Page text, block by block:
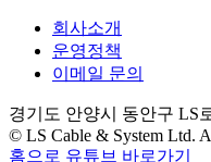
회사소개
운영정책
이메일 문의
경기도 안양시 동안구 LS
© LS Cable & System Ltd.
홈으로 유튜브 바로가기